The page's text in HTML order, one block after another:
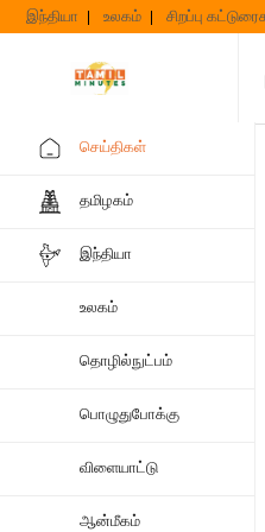
Skip
to
இந்தியா உலகம் சிறப்பு
செய்திகள்
தமிழகம்
இந்தியா
உலகம்
தொழில்நுட்பம்
பொழுதுபோக்கு
விளையாட்டு
ஆன்மீகம்